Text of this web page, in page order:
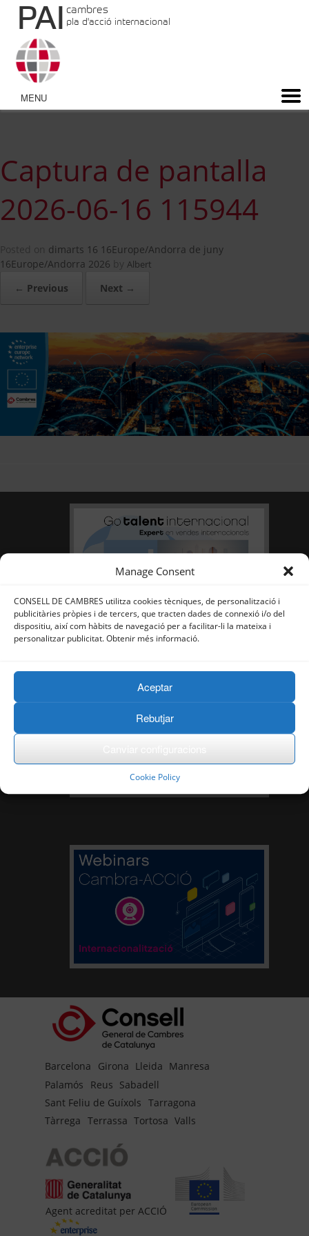
Manage Consent
CONSELL DE CAMBRES utilitza cookies tècniques, de personalització i
publicitàries pròpies i de tercers, que tracten dades de connexió i/o del
dispositiu, així com hàbits de navegació per a facilitar-li la mateixa i
personalitzar publicitat. Obtenir més informació.
Aceptar
Rebutjar
Cookie Policy
PAI cambres
pla d'acció internacional
Captura de pantalla
2026-06-16 115944
Posted on dimarts 16 16Europe/Andorra de juny
16Europe/Andorra 2026 by Albert
← Previous Next →
Barcelona Girona Lleida Manresa
Palamós
Reus Sabadell
Sant Feliu de Guíxols Tarragona
Tàrrega Terrassa Tortosa Valls
Agent acreditat per ACCIÓ